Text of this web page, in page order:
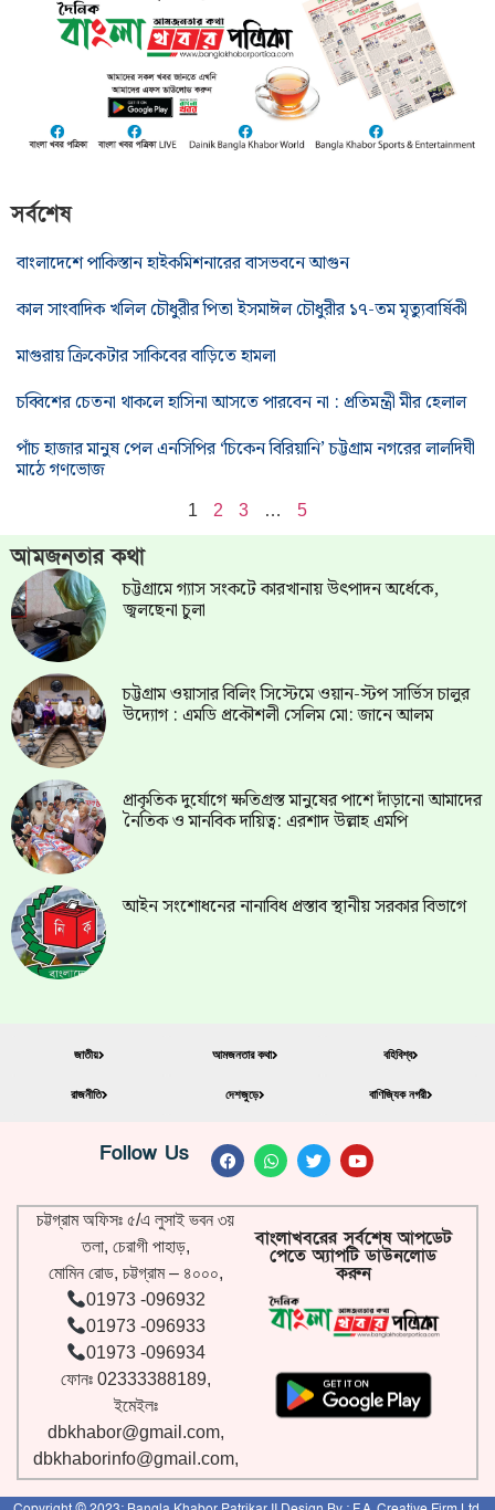
সর্বশেষ
বাংলাদেশে পাকিস্তান হাইকমিশনারের বাসভবনে আগুন
কাল সাংবাদিক খলিল চৌধুরীর পিতা ইসমাঈল চৌধুরীর ১৭-তম মৃত্যুবার্ষিকী
মাগুরায় ক্রিকেটার সাকিবের বাড়িতে হামলা
চব্বিশের চেতনা থাকলে হাসিনা আসতে পারবেন না : প্রতিমন্ত্রী মীর হেলাল
পাঁচ হাজার মানুষ পেল এনসিপির ‘চিকেন বিরিয়ানি’ চট্টগ্রাম নগরের লালদিঘী
মাঠে গণভোজ
1 2 3 … 5
আমজনতার কথা
চট্টগ্রামে গ্যাস সংকটে কারখানায় উৎপাদন অর্ধেকে,
জ্বলছেনা চুলা
চট্টগ্রাম ওয়াসার বিলিং সিস্টেমে ওয়ান-স্টপ সার্ভিস চালুর
উদ্যোগ : এমডি প্রকৌশলী সেলিম মো: জানে আলম
প্রাকৃতিক দুর্যোগে ক্ষতিগ্রস্ত মানুষের পাশে দাঁড়ানো আমাদের
নৈতিক ও মানবিক দায়িত্ব: এরশাদ উল্লাহ এমপি
আইন সংশোধনের নানাবিধ প্রস্তাব স্থানীয় সরকার বিভাগে
জাতীয়
রাজনীতি
আমজনতার কথা
দেশজুড়ে
বহিবিশ্ব
বাণিজ্যিক নগরী
Follow Us
চট্টগ্রাম অফিসঃ ৫/এ লুসাই ভবন ৩য়
তলা, চেরাগী পাহাড়,
মোমিন রোড, চট্টগ্রাম – ৪০০০,
01973 -096932
01973 -096933
01973 -096934
ফোনঃ 02333388189,
ইমেইলঃ
dbkhabor@gmail.com,
dbkhaborinfo@gmail.com,
বাংলাখবরের সর্বশেষ আপডেট
পেতে অ্যাপটি ডাউনলোড
করুন